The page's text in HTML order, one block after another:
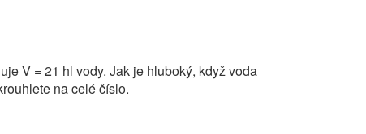
V = 21 hl vody. Jak je hluboký, když voda
na celé číslo.